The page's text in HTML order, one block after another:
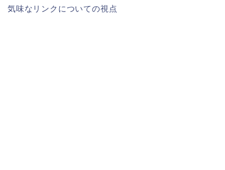
気味なリンクについての視点